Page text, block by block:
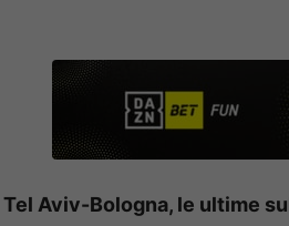
Aviv-Bologna, le ultime